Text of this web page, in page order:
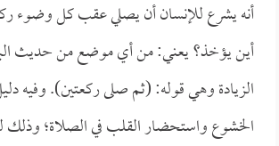
أنه يشرع للإنسان أن يصلي عقب كل وضوء
أين يؤخذ؟ يعني: من أي موضع من حديث
الزيادة وهي قوله: (ثم صلى ركعتين). وفيه
الخشوع واستحضار القلب في الصلاة؛ وذلك